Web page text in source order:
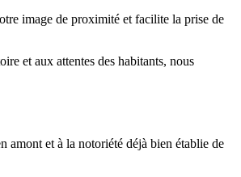
image de proximité et facilite la prise de
et aux attentes des habitants, nous
amont et à la notoriété déjà bien établie de